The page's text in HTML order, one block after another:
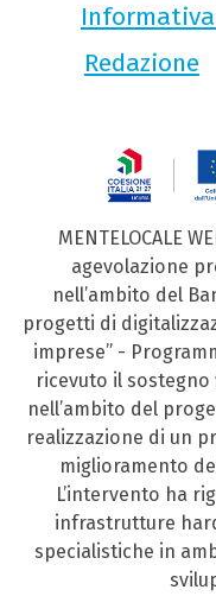
Redazione
MENTELOCALE
agevolazione
nell’ambito del
progetti di
imprese” -
ricevuto il sostegno
nell’ambito del
realizzazione di un
miglioramento
L’intervento ha
infrastrutture
specialistiche in